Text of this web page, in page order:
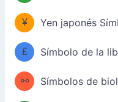
¥ Yen japonés
£ Símbolo de la
⚯ Símbolos de